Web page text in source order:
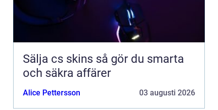
Sälja cs skins så gör du smarta
och säkra affärer
Alice Pettersson 03 augusti 2026